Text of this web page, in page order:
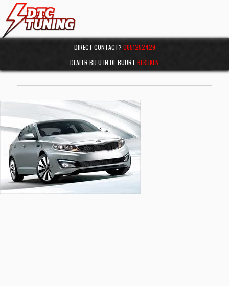
DIRECT CONTACT? 0651252429
DEALER BIJ U IN DE BUURT BEKIJKEN